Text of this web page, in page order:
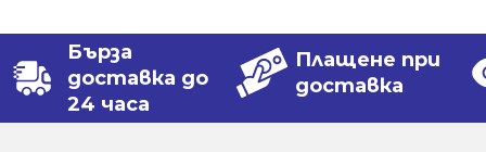
Бърза
доставка до
24 часа
Плащене при
доставка